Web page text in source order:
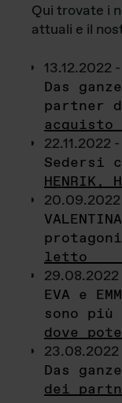
Qui trovate i
attuali e il
13.12.2022 -
Das
partner
acquisto
22.11.2022 -
Sedersi
HENRIK,
letto
29.08.2022
EVA e
sono
dove
23.08.2022
Das
dei